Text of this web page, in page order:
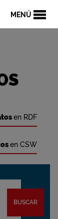
MENÚ
en RDF
en CSW
BUSCAR